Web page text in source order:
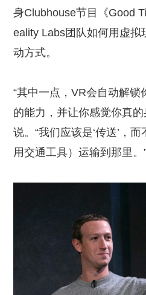
身Clubhouse节目《Good
eality Labs团队如何用虚拟
动方式。
“其中一点，VR会自动解
的能力，并让你感觉你真
说。“我们应该是‘传送’，
用交通工具）运输到那里。